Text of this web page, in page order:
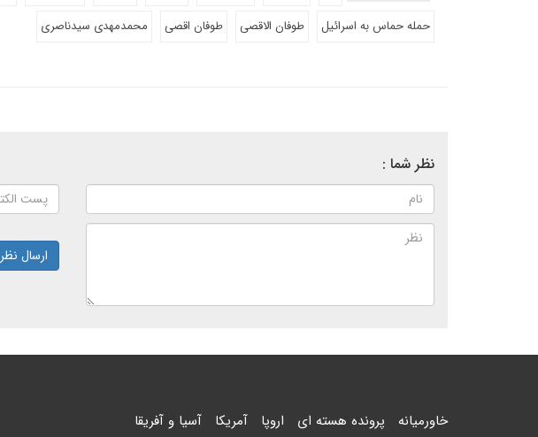
حمله حماس به اسرائیل
طوفان الاقصی طوفان اقصی محمدمهدی سیدناصری
نظر شما :
ارسال نظر
خاورمیانه پرونده هسته ای اروپا آمریکا آسیا و آفریقا